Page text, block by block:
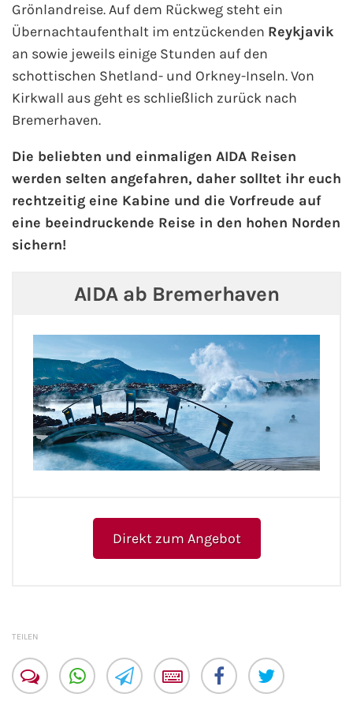
Westeuropa-Kreuzfahrt
Norwegen-Kreuzfahrt
Orient-Kreuzfahrt
Reedereien
AIDA Cruises
MSC Kreuzfahrten
Costa Kreuzfahrten
Phoenix Reisen
Hapag-Lloyd Cruises
Cunard Line
Norwegian Cruise Line
Alle Reedereien
Grönlandreise. Auf dem Rückweg steht ein
Übernachtaufenthalt im entzückenden Reykjavik
an sowie jeweils einige Stunden auf den
schottischen Shetland- und Orkney-Inseln. Von
Kirkwall aus geht es schließlich zurück nach
Bremerhaven.
Die beliebten und einmaligen AIDA Reisen
werden selten angefahren, daher solltet ihr euch
rechtzeitig eine Kabine und die Vorfreude auf
eine beeindruckende Reise in den hohen Norden
sichern!
AIDA ab Bremerhaven
Direkt zum Angebot
TEILEN